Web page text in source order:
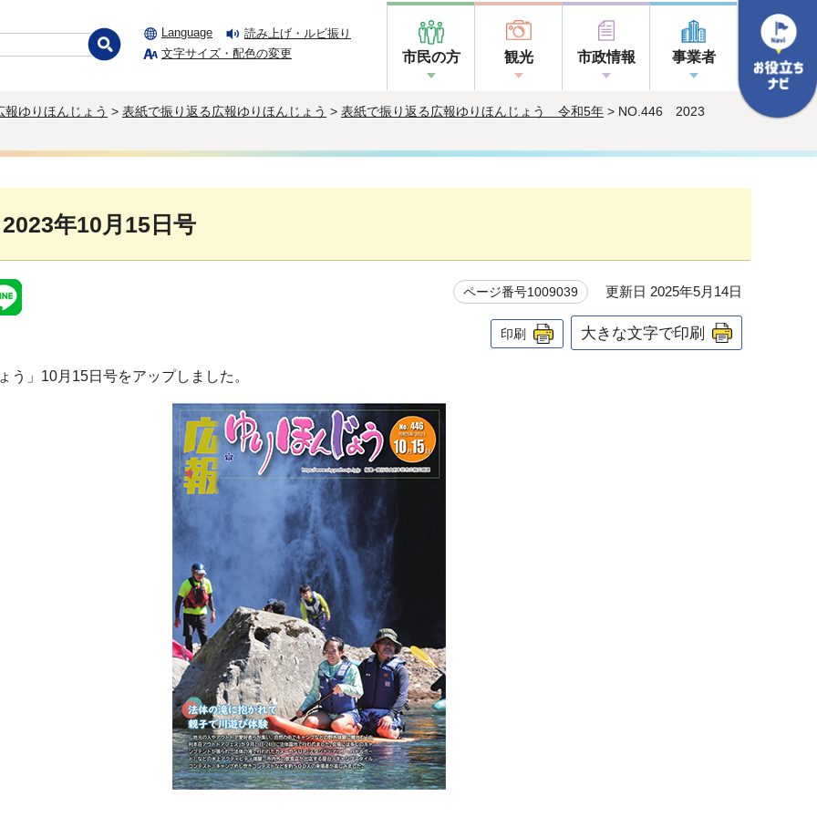
Language
読み上げ・ルビ振り
文字サイズ・配色の変更
市民の方 観光 市政情報 事業者
報ゆりほんじょう > 表紙で振り返る広報ゆりほんじょう > 表紙で振り返る広報ゆりほんじょう 令和5年 > NO.446 2023
年10月15日号
ページ番号1009039 更新日 2025年5月14日
印刷 大きな文字で印刷
う」10月15日号をアップしました。